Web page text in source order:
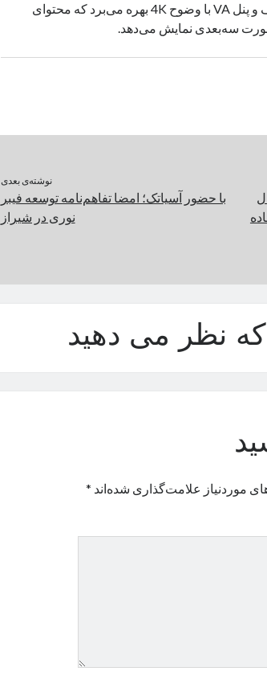
مانیتور ۲۷ اینچی ایسر از حسگرهای مختلف و پنل VA با وضوح 4K بهره می‌برد که محتوای
سه‌بعدی نمایش می‌دهد.
۵ سال
نوشته‌ی بعدی
با حضور آسیاتک؛ امضا تفاهم‌نامه توسعه فیبر
نوری در شیراز
که نظر می دهید
موردنیاز علامت‌گذاری شده‌اند *